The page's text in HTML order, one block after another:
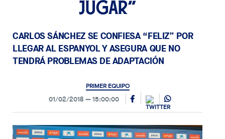
jugar”
CARLOS SÁNCHEZ SE CONFIESA “FELIZ” POR
LLEGAR AL ESPANYOL Y ASEGURA QUE NO
TENDRÁ PROBLEMAS DE ADAPTACIÓN
PRIMER EQUIPO
01/02/2018 15:00:00